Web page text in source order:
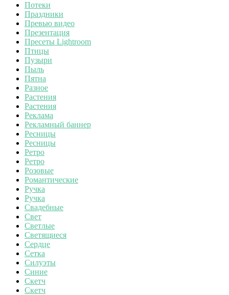
Потеки
Праздники
Превью видео
Презентация
Пресеты Lightroom
Птицы
Пузыри
Пыль
Пятна
Разное
Растения
Растения
Реклама
Рекламный баннер
Ресницы
Ресницы
Ретро
Ретро
Розовые
Романтические
Ручка
Ручка
Свадебные
Свет
Светлые
Светящиеся
Сердце
Сетка
Силуэты
Синие
Скетч
Скетч